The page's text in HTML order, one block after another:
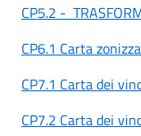
CP5.2 -
CP6.1 Carta
CP7.1 Carta dei
CP7.2 Carta dei